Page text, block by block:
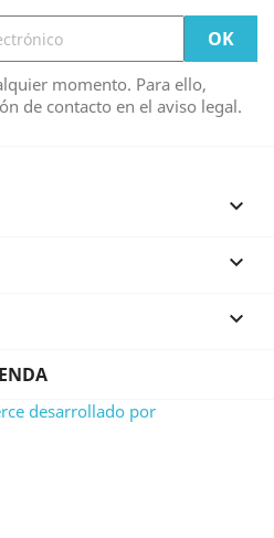
momento. Para ello,
de contacto en el aviso legal.



desarrollado por